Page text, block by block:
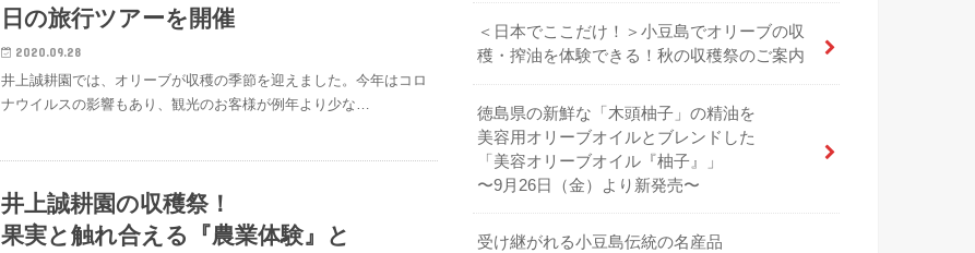
日の旅行ツアーを開催
2020.09.28
井上誠耕園では、オリーブが収穫の季節を迎えました。今年はコロ
ナウイルスの影響もあり、観光のお客様が例年より少な…
井上誠耕園の収穫祭！
果実と触れ合える『農業体験』と
＜日本でここだけ！＞小豆島でオリーブの収
穫・搾油を体験できる！秋の収穫祭のご案内
徳島県の新鮮な「木頭柚子」の精油を
美容用オリーブオイルとブレンドした
「美容オリーブオイル『柚子』」
〜9月26日（金）より新発売〜
受け継がれる小豆島伝統の名産品